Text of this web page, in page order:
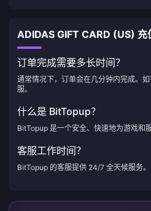
ADIDAS GIFT CARD (US) 充
订单完成需要多长时间？
通常情况下，订单会在几分钟内完成。
服。
什么是 BitTopup？
BitTopup 是一个安全、快速地为游戏和
客服工作时间？
BitTopup 的客服提供 24/7 全天候服务。